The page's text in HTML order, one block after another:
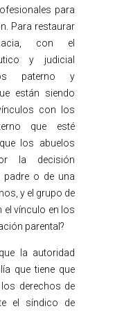
para
Para restaurar
con el
y judicial
paterno y
están siendo
con los
que esté
los abuelos
la decisión
padre o de una
y el grupo de
el vínculo en los
parental?
la autoridad
que tiene que
derechos de
el síndico de